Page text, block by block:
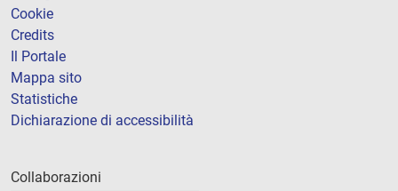
Cookie
Credits
Il Portale
Mappa sito
Statistiche
Dichiarazione di accessibilità
Collaborazioni